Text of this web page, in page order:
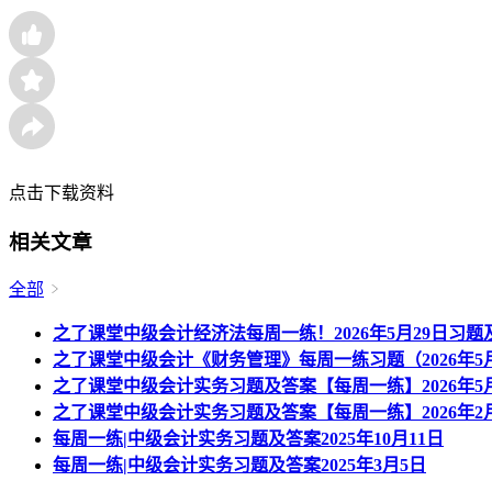
点击下载资料
相关文章
全部
之了课堂中级会计经济法每周一练！2026年5月29日习题
之了课堂中级会计《财务管理》每周一练习题（2026年5
之了课堂中级会计实务习题及答案【每周一练】2026年5
之了课堂中级会计实务习题及答案【每周一练】2026年2
每周一练|中级会计实务习题及答案2025年10月11日
每周一练|中级会计实务习题及答案2025年3月5日